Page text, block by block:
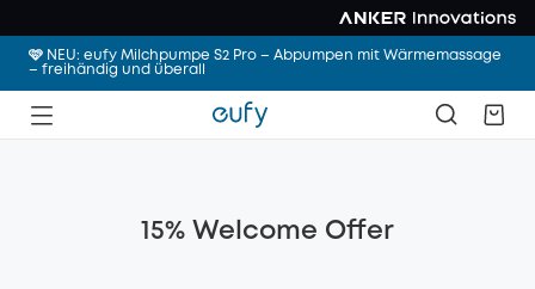
🩷 NEU: eufy Milchpumpe S2 Pro – Abpumpen mit Wärmemassage
– freihändig und überall
15% Welcome Offer